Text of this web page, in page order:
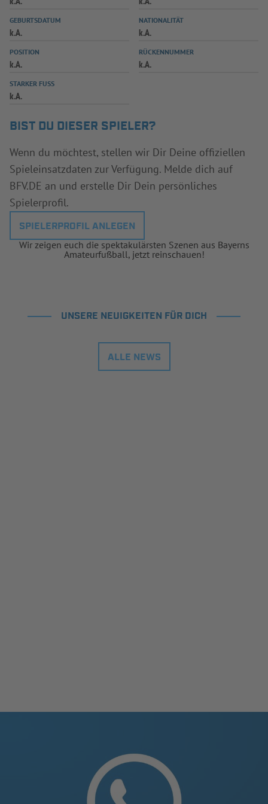
SPIELPLUS
GEBURTSDATUM
k.A.
NATIONALITÄT
k.A.
POSITION
k.A.
RÜCKENNUMMER
k.A.
STARKER FUSS
k.A.
BIST DU DIESER SPIELER?
Wenn du möchtest, stellen wir Dir Deine offiziellen
Spieleinsatzdaten zur Verfügung. Melde dich auf
BFV.DE an und erstelle Dir Dein persönliches
Spielerprofil.
SPIELERPROFIL ANLEGEN
Wir zeigen euch die spektakulärsten Szenen aus Bayerns
Amateurfußball, jetzt reinschauen!
UNSERE NEUIGKEITEN FÜR DICH
ALLE NEWS